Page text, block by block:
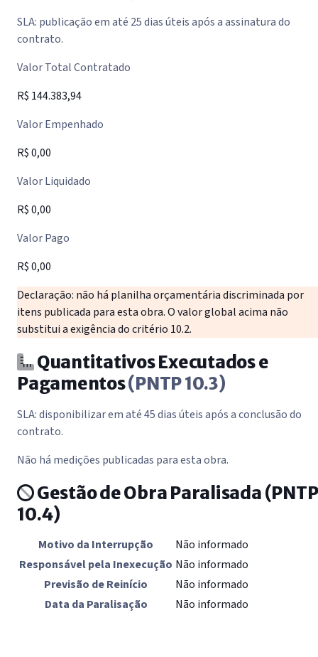
SLA: publicação em até 25 dias úteis após a assinatura do
contrato.
Valor Total Contratado
R$ 144.383,94
Valor Empenhado
R$ 0,00
Valor Liquidado
R$ 0,00
Valor Pago
R$ 0,00
Declaração: não há planilha orçamentária discriminada por
itens publicada para esta obra. O valor global acima não
substitui a exigência do critério 10.2.
Quantitativos Executados e
Pagamentos(PNTP 10.3)
SLA: disponibilizar em até 45 dias úteis após a conclusão do
contrato.
Não há medições publicadas para esta obra.
Gestão de Obra Paralisada(PNTP
10.4)
Motivo da Interrupção
Não informado
Responsável pela Inexecução Não informado
Previsão de Reinício
Não informado
Data da Paralisação
Não informado